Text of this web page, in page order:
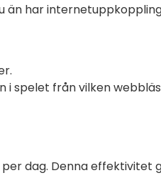
har
i spelet från vilken
dag. Denna